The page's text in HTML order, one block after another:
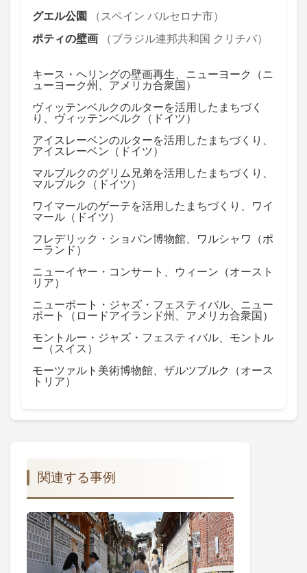
グエル公園
（スペイン バルセロナ市）
ポティの壁画
（ブラジル連邦共和国 クリチバ）
キース・ヘリングの壁画再生、ニューヨーク（ニ
ューヨーク州、アメリカ合衆国）
ヴィッテンベルクのルターを活用したまちづく
り、ヴィッテンベルク（ドイツ）
アイスレーベンのルターを活用したまちづくり、
アイスレーベン（ドイツ）
マルブルクのグリム兄弟を活用したまちづくり、
マルブルク（ドイツ）
ワイマールのゲーテを活用したまちづくり、ワイ
マール（ドイツ）
フレデリック・ショパン博物館、ワルシャワ（ポ
ーランド）
ニューイヤー・コンサート、ウィーン（オースト
リア）
ニューポート・ジャズ・フェスティバル、ニュー
ポート（ロードアイランド州、アメリカ合衆国）
モントルー・ジャズ・フェスティバル、モントル
ー（スイス）
モーツァルト美術博物館、ザルツブルク（オース
トリア）
関連する事例